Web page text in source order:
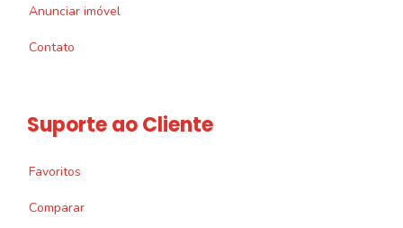
Anunciar imóvel
Contato
Suporte ao Cliente
Favoritos
Comparar